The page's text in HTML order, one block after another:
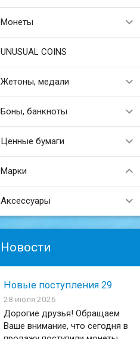
Монеты 
UNUSUAL COINS
Жетоны, медали 
Боны, банкноты 
Ценные бумаги 
Марки 
Аксессуары 
Новости
Новые поступления 29
28 июля 2026
Дорогие друзья! Обращаем
Ваше внимание, что сегодня в